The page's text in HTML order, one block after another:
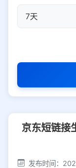
访问密码
社交平
京东短链接
发布时间：